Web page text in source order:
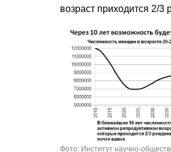
возраст приходится 2/3
Фото: Институт научно-